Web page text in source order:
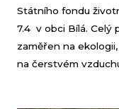
Státního fondu
7.4 v obci Bílá. Celý
zaměřen na
na čerstvém